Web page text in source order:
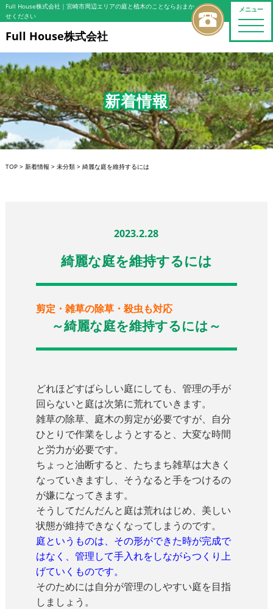
メニュー
toggle
Full House株式会社｜宮崎市周辺エリアの庭と植木のことならおまか
せください
Full House株式会社
新着情報
TOP> 新着情報 > 未分類> 綺麗な庭を維持するには
2023.2.28
綺麗な庭を維持するには
剪定・雑草の除草・殺虫も対応
～綺麗な庭を維持するには～
どれほどすばらしい庭にしても、管理の手が
回らないと庭は次第に荒れていきます。
雑草の除草、庭木の剪定が必要ですが、自分
ひとりで作業をしようとすると、大変な時間
と労力が必要です。
ちょっと油断すると、たちまち雑草は大きく
なっていきますし、そうなると手をつけるの
が嫌になってきます。
そうしてだんだんと庭は荒れはじめ、美しい
状態が維持できなくなってしまうのです。
庭というものは、その形ができた時が完成で
はなく、管理して手入れをしながらつくり上
げていくものです。
そのためには自分が管理のしやすい庭を目指
しましょう。